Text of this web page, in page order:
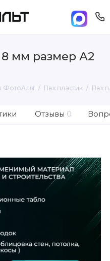
8 мм размер А2
ФотоАльт Пвх пластик Пвх
Отзывы 0